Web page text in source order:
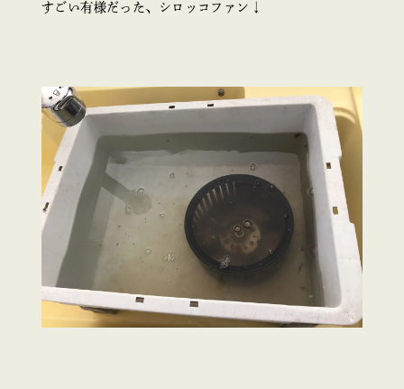
すごい有様だった、シロッコファン↓